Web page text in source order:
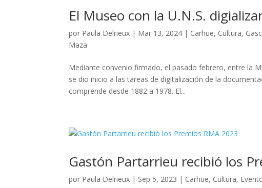
El Museo con la U.N.S.
por Paula Delrieux | Mar 13, 2024 | Carhue, Cultura,
Maza
Mediante convenio firmado, el pasado febrero, entre la
se dio inicio a las tareas de digitalización de la
comprende desde 1882 a 1978. El...
Gastón Partarrieu recibió los
por Paula Delrieux | Sep 5, 2023 | Carhue, Cultura,